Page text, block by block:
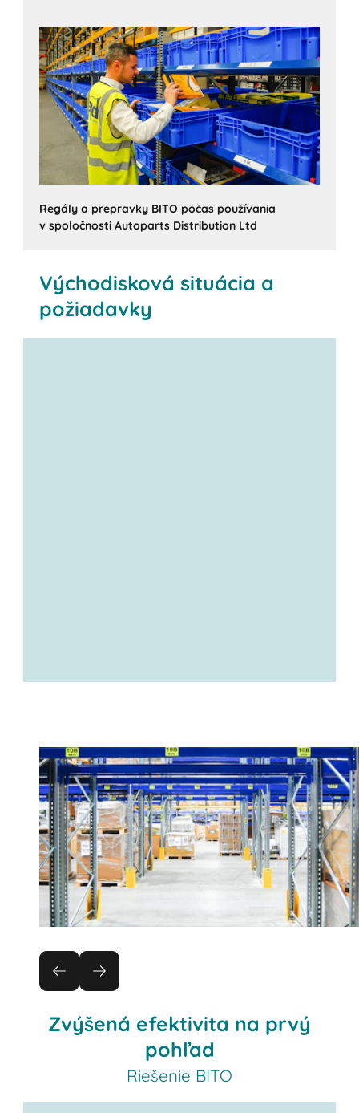
Regály a prepravky BITO počas používania
v spoločnosti Autoparts Distribution Ltd
Východisková situácia a
požiadavky
Zvýšená efektivita na prvý
pohľad
Riešenie BITO